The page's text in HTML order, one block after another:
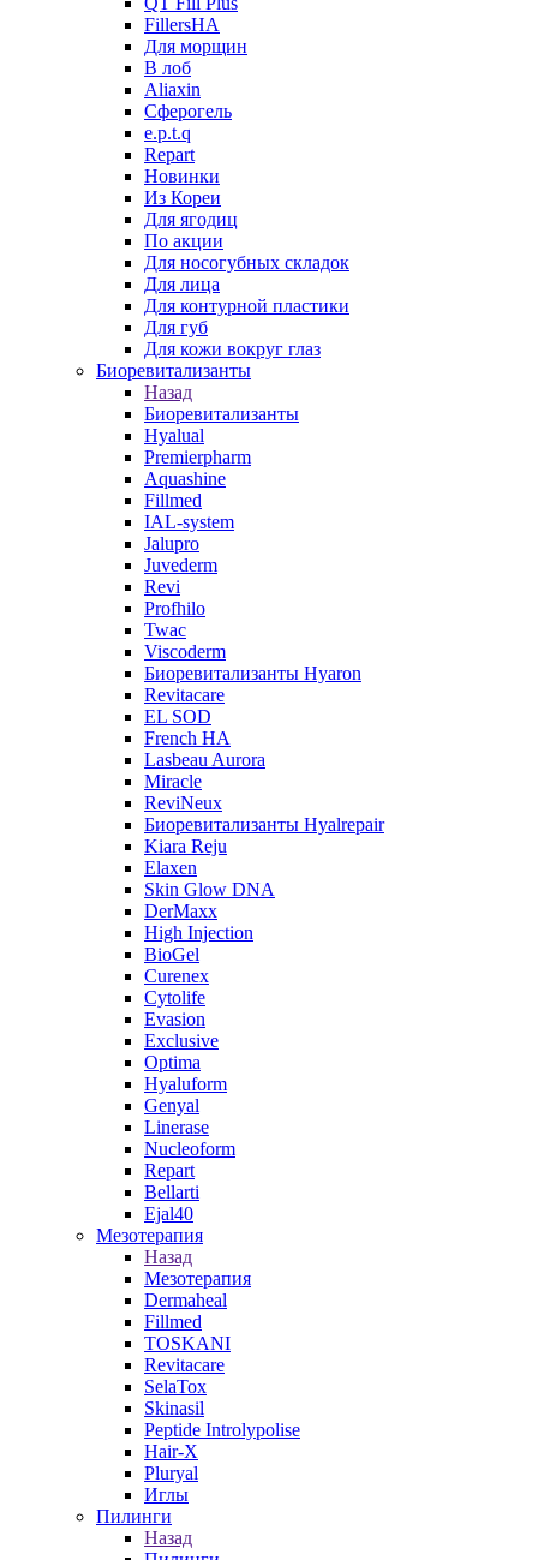
FillersHA
Для морщин
В лоб
Aliaxin
Сферогель
e.p.t.q
Repart
Новинки
Из Кореи
Для ягодиц
По акции
Для носогубных складок
Для лица
Для контурной пластики
Для губ
Для кожи вокруг глаз
Биоревитализанты
Назад
Биоревитализанты
Hyalual
Premierpharm
Aquashine
Fillmed
IAL-system
Jalupro
Juvederm
Revi
Profhilo
Twac
Viscoderm
Биоревитализанты Hyaron
Revitacare
EL SOD
French HA
Lasbeau Aurora
Miracle
ReviNeux
Биоревитализанты Hyalrepair
Kiara Reju
Elaxen
Skin Glow DNA
DerMaxx
High Injection
BioGel
Curenex
Cytolife
Evasion
Exclusive
Optima
Hyaluform
Genyal
Linerase
Nucleoform
Repart
Bellarti
Ejal40
Мезотерапия
Назад
Мезотерапия
Dermaheal
Fillmed
TOSKANI
Revitacare
SelaTox
Skinasil
Peptide Introlypolise
Hair-X
Pluryal
Иглы
Пилинги
Назад